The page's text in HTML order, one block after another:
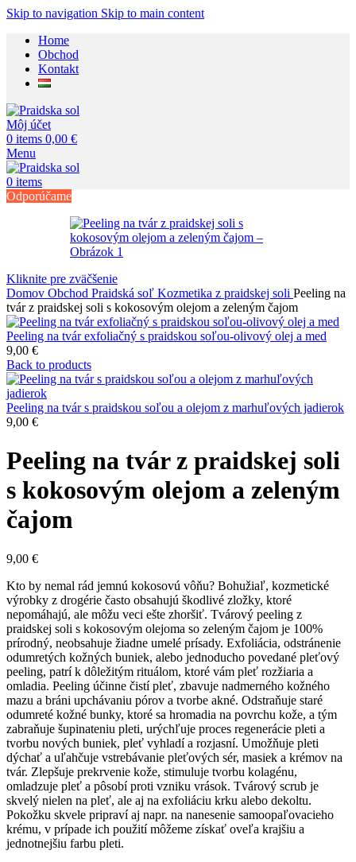
Skip to navigation Skip to main content
Home
Obchod
Kontakt
Môj účet
0 items 0,00 €
Menu
0 items
Odporúčame
Kliknite pre zväčšenie
Domov Obchod Praidská soľ Kozmetika z praidskej soli Peeling na
tvár z praidskej soli s kokosovým olejom a zeleným čajom
Peeling na tvár exfoliačný s praidskou soľou-olivový olej a med
9,00 €
Back to products
Peeling na tvár s praidskou soľou a olejom z marhuľových jadierok
9,00 €
Peeling na tvár z praidskej soli
s kokosovým olejom a zeleným
čajom
9,00 €
Kto by nemal rád jemnú kokosovú vôňu? Bohužiaľ, kozmetické
výrobky z drogérie často obsahujú škodlivé zložky, ktoré
nepomáhajú, ale môžu veci ešte zhoršiť. Tvárový peeling z
praidskej soli s kokosovým olejoma so zeleným čajom je 100%
prírodný, neobsahuje žiadne umelé prísady. Exfoliácia, odstránenie
odumretých kožných buniek, alebo jednoducho povedané pleťový
peeling, patrí k dôležitým rituálom, ktoré vám pleť rozžiaria a
omladia. Peeling účinne čistí pleť, zbavuje nadmerného kožného
mazu a bráni upchávaniu pórov a tvorbe akné. Odstraňuje staré
odumreté kožné bunky, ktoré sa hromadia na povrchu kože, a tým
zabraňuje šupinateniu pleti, urýchľuje proces regenerácie pleti a
tvorbu nových buniek, pleť vyhladí a rozjasní. Umožňuje pleti
dýchať a uľahčuje vstrebávanie pleťových sér, masiek a krémov na
tvár. Zlepšuje prekrvenie kože, stimuluje tvorbu kolagénu,
omladzuje pleť a pôsobí proti vzniku vrások. Tvárový scrub je
skvelý nielen na pleť, ale aj na exfoliáciu krku alebo dekoltu.
Pokožku skvele pripraví aj napr. na nanesenie samoopaľovacieho
krému, v prípade ich použití môžeme získať oveľa krajšiu a
jednotnejšiu farbu pleti.